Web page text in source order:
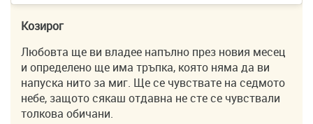
Козирог
Любовта ще ви владее напълно през новия месец
и определено ще има тръпка, която няма да ви
напуска нито за миг. Ще се чувствате на седмото
небе, защото сякаш отдавна не сте се чувствали
толкова обичани.